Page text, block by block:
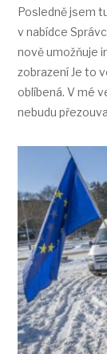
Posledně jsem
v nabídce
nově umožňuje
zobrazení Je to
oblíbená. V mé
nebudu